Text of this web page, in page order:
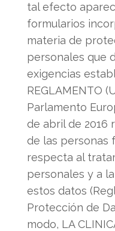
tal efecto
formularios
materia de
personales que
exigencias
REGLAMENTO
Parlamento
de abril de 2016
de las personas
respecta al
personales y a
estos datos
Protección de
modo, LA